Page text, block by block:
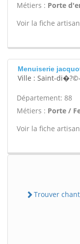
Métiers : Porte
Voir la fiche
Menuiserie
Ville : Saint-
Département: 88
Métiers : Porte /
Voir la fiche
Trouver